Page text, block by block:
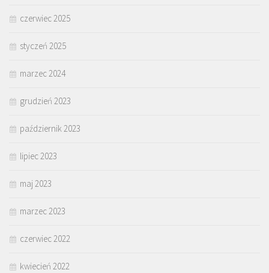
czerwiec 2025
styczeń 2025
marzec 2024
grudzień 2023
październik 2023
lipiec 2023
maj 2023
marzec 2023
czerwiec 2022
kwiecień 2022